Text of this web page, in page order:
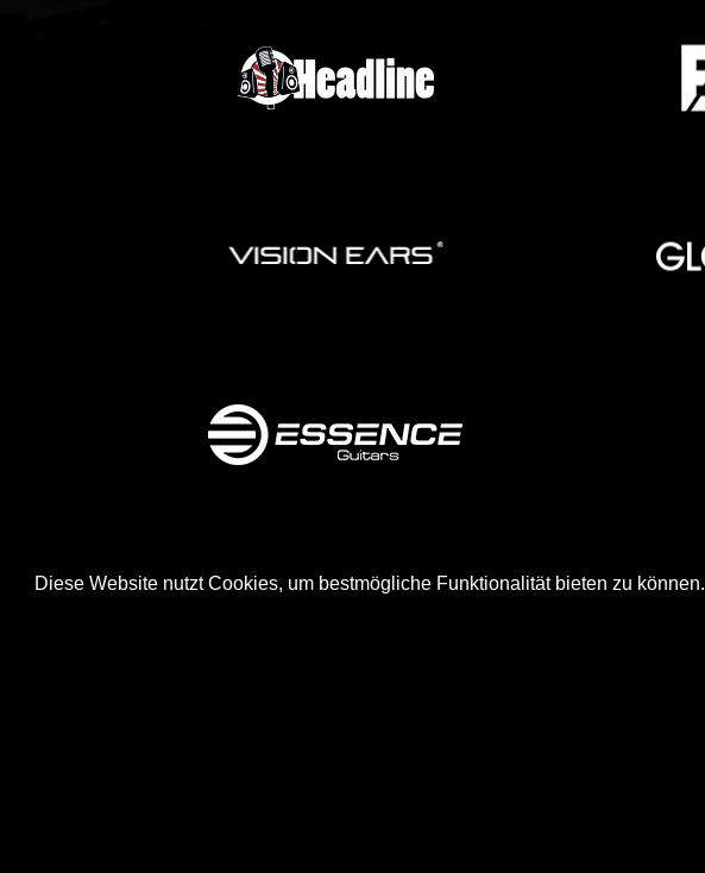
Diese Website nutzt Cookies, um bestmögliche Funktionalität bieten zu können.